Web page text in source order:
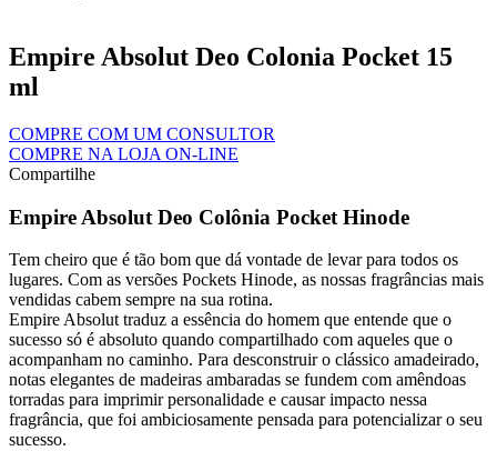
Empire Absolut Deo Colonia Pocket 15
ml
COMPRE COM UM CONSULTOR
COMPRE NA LOJA ON-LINE
Compartilhe
Empire Absolut Deo Colônia Pocket Hinode
Tem cheiro que é tão bom que dá vontade de levar para todos os
lugares. Com as versões Pockets Hinode, as nossas fragrâncias mais
vendidas cabem sempre na sua rotina.
Empire Absolut traduz a essência do homem que entende que o
sucesso só é absoluto quando compartilhado com aqueles que o
acompanham no caminho. Para desconstruir o clássico amadeirado,
notas elegantes de madeiras ambaradas se fundem com amêndoas
torradas para imprimir personalidade e causar impacto nessa
fragrância, que foi ambiciosamente pensada para potencializar o seu
sucesso.